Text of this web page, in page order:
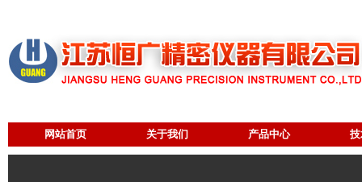
网站首页 关于我们 产品中心